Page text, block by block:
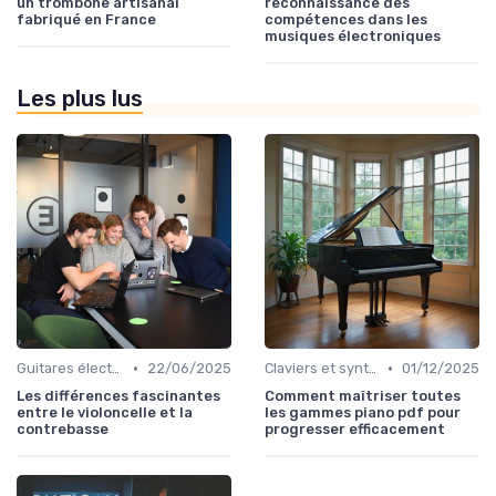
fabriqué en France
compétences dans les
musiques électroniques
Les plus lus
Guitares électriques et acoustiques •
22/06/2025
Les différences fascinantes
entre le violoncelle et la
contrebasse
Claviers et synthétiseurs • 01/12/2025
Comment maîtriser toutes
les gammes piano pdf pour
progresser efficacement